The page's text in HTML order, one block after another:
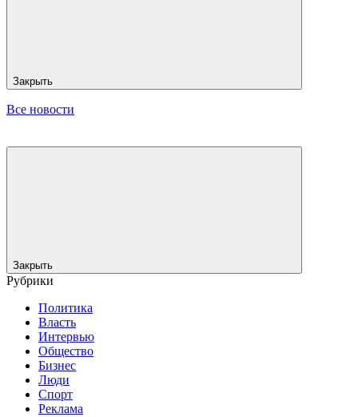
Закрыть
Все новости
Закрыть
Рубрики
Политика
Власть
Интервью
Общество
Бизнес
Люди
Спорт
Реклама